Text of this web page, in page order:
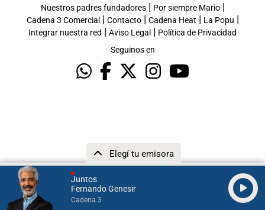
Juntos
Fernando Genesir
Cadena 3
Elegí tu emisora
Nuestros padres fundadores| Por siempre Mario|
Cadena 3 Comercial | Contacto| Cadena Heat | La Popu |
Integrar nuestra red | Aviso Legal | Política de Privacidad
Seguinos en